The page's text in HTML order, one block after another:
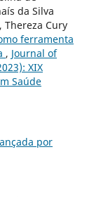
da Silva
Thereza Cury
ferramenta
, Journal of
XIX
Saúde
por